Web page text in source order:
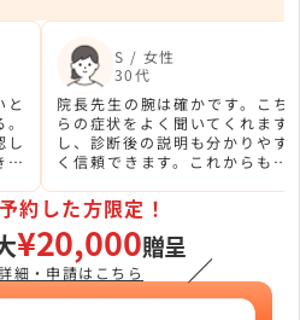
と
し
る
S / 女性
30代
院長先生の腕は確かです。こち
らの症状をよく聞いてくれます
し、診断後の説明も分かりやす
く信頼できます。これからもお
約した方限定！
¥20,000贈呈
細・申請はこちら ／